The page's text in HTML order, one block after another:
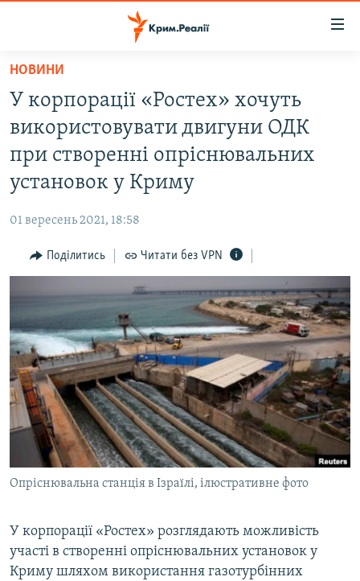
Перейти
основного
матеріалу
до
основної
Перейти
пошуку
ВОДА.КРИМ
ВІДЕО ТА ФОТО
ПОГЛЯД
ІНТЕРВ'Ю
СПЕЦПРОЕКТИ
ДЕПОРТАЦІЯ
ВІДЕОУРОКИ «ELIFBE»
СВІДЧЕННЯ ОКУПАЦІЇ
УКРАЇНСЬКА ПРОБЛЕМА КРИМУ
ІНФОГРАФІКА
ЯК ОБІЙТИ БЛОКУВАННЯ
Русский
Qırımtatar
ДОЛУЧАЙСЯ!
Усі сайти RFE/RL
НОВИНИ
У корпорації «Ростех» хочуть
використовувати двигуни ОДК
при створенні опріснювальних
установок у Криму
01 вересень 2021, 18:58
Поділитись Читати без VPN
Опріснювальна станція в Ізраїлі, ілюстративне фото
У корпорації «Ростех» розглядають можливість
участі в створенні опріснювальних установок у
Криму шляхом використання газотурбінних